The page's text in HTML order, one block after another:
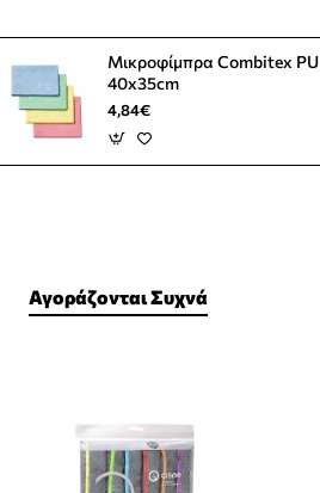
Μικροφίμπρα Combitex PU
40x35cm
4,84€
Αγοράζονται Συχνά